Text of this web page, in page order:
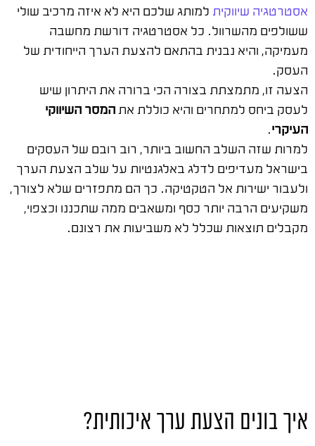
אסטרטגיה שיווקית למותג שלכם היא לא איזה מרכיב שולי
ששולפים מהשרוול. כל אסטרטגיה דורשת מחשבה
מעמיקה, והיא נבנית בהתאם להצעת הערך הייחודית של
העסק.
הצעה זו, מתמצתת בצורה הכי ברורה את היתרון שיש
לעסק ביחס למתחרים והיא כוללת אתהמסר השיווקי
העיקרי.
למרות שזה השלב החשוב ביותר, רוב רובם של העסקים
בישראל מעדיפים לדלג באלגנטיות על שלב הצעת הערך
ולעבור ישירות אל הטקטיקה. כך הם מתפזרים שלא לצורך,
משקיעים הרבה יותר כסף ומשאבים ממה שתכננו וכצפוי,
מקבלים תוצאות שכלל לא משביעות את רצונם.
איך בונים הצעת ערך איכותית?